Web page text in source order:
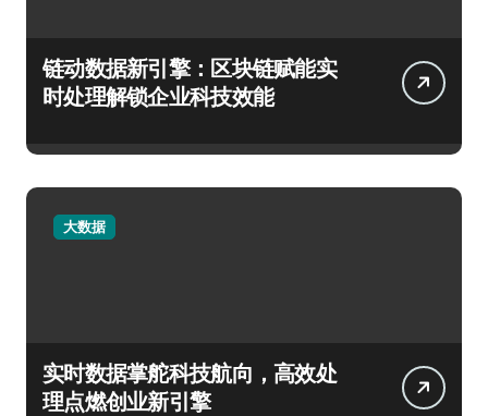
链动数据新引擎：区块链赋能实
时处理解锁企业科技效能
大数据
实时数据掌舵科技航向，高效处
理点燃创业新引擎